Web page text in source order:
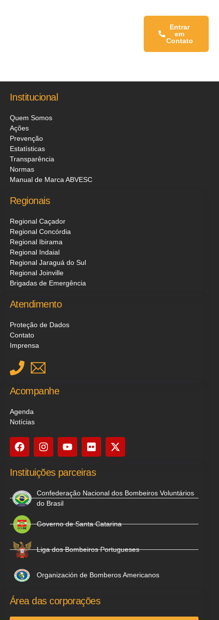
Entrar
em
Contato
Institucional
Quem Somos
Ações
Prevenção
Estatísticas
Transparência
Normas
Manual de Marca ABVESC
Regionais
Regional Caçador
Regional Concórdia
Regional Ibirama
Regional Indaial
Regional Jaraguá do Sul
Regional Joinville
Brigadas de Emergência
Atendimento
Proteção de Dados
Contato
Imprensa
Acompanhe
Agenda
Notícias
Instituições parceiras
Confederação Nacional dos Bombeiros Voluntários
do Brasil
Governo de Santa Catarina
Liga dos Bombeiros Portugueses
Organización de Bomberos Americanos
Área das corporações